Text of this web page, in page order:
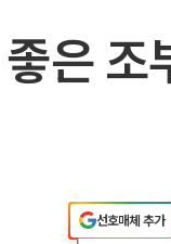
은 조
선호매체 추가